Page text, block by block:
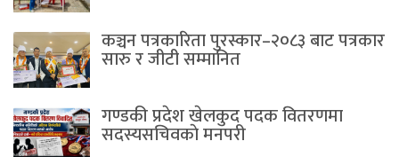
कञ्चन पत्रकारिता पुरस्कार–२०८३ बाट पत्रकार
सारु र जीटी सम्मानित
गण्डकी प्रदेश खेलकुद पदक वितरणमा
सदस्यसचिवकाे मनपरी